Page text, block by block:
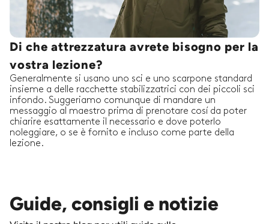
Di che attrezzatura avrete bisogno per la
vostra lezione?
Generalmente si usano uno sci e uno scarpone standard
insieme a delle racchette stabilizzatrici con dei piccoli sci
infondo. Suggeriamo comunque di mandare un
messaggio al maestro prima di prenotare cosí da poter
chiarire esattamente il necessario e dove poterlo
noleggiare, o se è fornito e incluso come parte della
lezione.
Guide, consigli e notizie